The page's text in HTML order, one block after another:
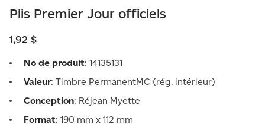
Plis Premier Jour officiels
1,92 $
No de produit: 14135131
Valeur: Timbre PermanentMC (rég. intérieur)
Conception: Réjean Myette
Format: 190 mm x 112 mm